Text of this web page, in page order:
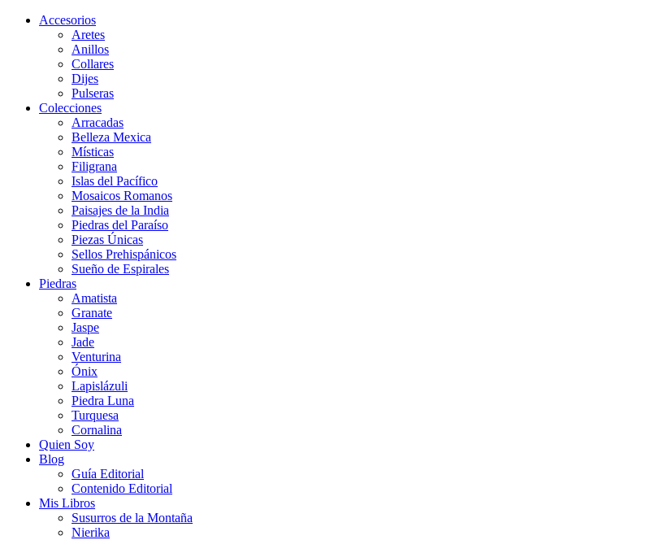
Accesorios
Aretes
Anillos
Collares
Dijes
Pulseras
Colecciones
Arracadas
Belleza Mexica
Místicas
Filigrana
Islas del Pacífico
Mosaicos Romanos
Paisajes de la India
Piedras del Paraíso
Piezas Únicas
Sellos Prehispánicos
Sueño de Espirales
Piedras
Amatista
Granate
Jaspe
Jade
Venturina
Ónix
Lapislázuli
Piedra Luna
Turquesa
Cornalina
Quien Soy
Blog
Guía Editorial
Contenido Editorial
Mis Libros
Susurros de la Montaña
Nierika